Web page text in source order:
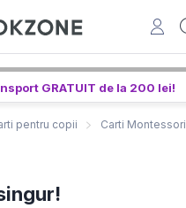
GRATUIT de la 200 lei!
pentru copii Carti Montessori